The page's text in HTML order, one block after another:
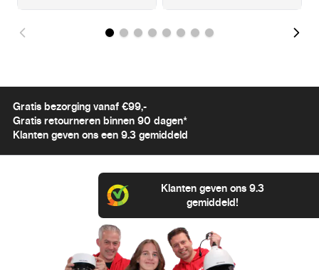
Gratis bezorging vanaf €99,-
Gratis retourneren binnen 90 dagen*
Klanten geven ons een 9.3 gemiddeld
Klanten geven ons 9.3
gemiddeld!